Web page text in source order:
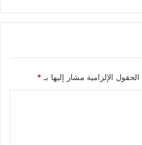
الحقول الإلزامية مشار إليها بـ *